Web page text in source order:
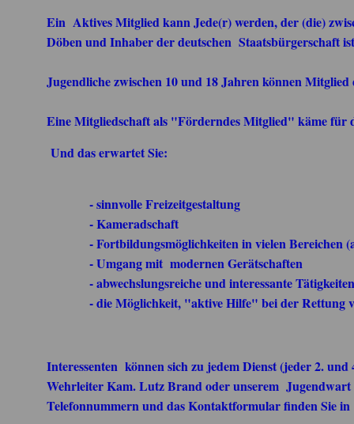
Ein Aktives Mitglied kann Jede(r) werden, der (die)
Döben und Inhaber der deutschen Staatsbürgerschaft
Jugendliche zwischen 10 und 18 Jahren können
Eine Mitgliedschaft als "Förderndes Mitglied" käme für
Und das erwartet Sie:
- sinnvolle Freizeitgestaltung
- Kameradschaft
- Fortbildungsmöglichkeiten in vielen Bereichen
- Umgang mit modernen Gerätschaften
- abwechslungsreiche und interessante Tätigkeiten
- die Möglichkeit, "aktive Hilfe" bei der Rettung
Interessenten können sich zu jedem Dienst (jeder 2.
Wehrleiter Kam. Lutz Brand oder unserem Jugendwart
Telefonnummern und das Kontaktformular finden Sie